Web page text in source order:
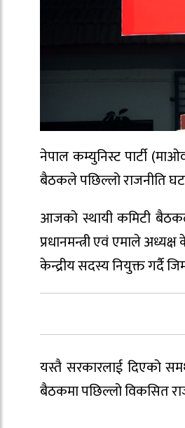
नेपाल कम्युनिस्ट पार्टी
बैठकले पछिल्लो राजनीति
आजको स्थायी कमिटी
प्रधानमन्त्री एवं एमाले
केन्द्रीय सदस्य नियुक्त गर्दै
यस्तै सरकारलाई दिएको
बैठकमा पछिल्लो विकसित